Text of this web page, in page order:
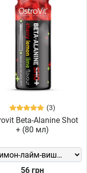
(3)
Beta-Alanine Shot
+ (80 мл)
56 грн